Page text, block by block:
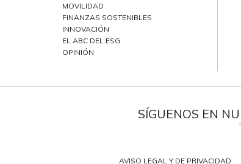
MOVILIDAD
FINANZAS SOSTENIBLES
INNOVACIÓN
EL ABC DEL ESG
OPINIÓN
AVISO LEGAL Y DE PRIVACIDAD
SÍGUENOS EN